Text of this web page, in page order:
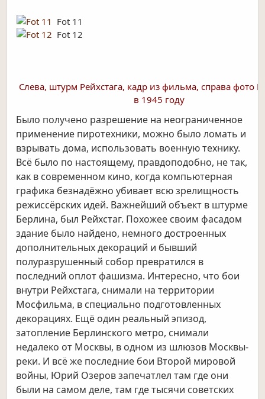
Fot 11
Fot 12
Слева, штурм Рейхстага, кадр из фильма, справа фото
в 1945 году
Было получено разрешение на неограниченное
применение пиротехники, можно было ломать и
взрывать дома, использовать военную технику.
Всё было по настоящему, правдоподобно, не так,
как в современном кино, когда компьютерная
графика безнадёжно убивает всю зрелищность
режиссёрских идей. Важнейший объект в штурме
Берлина, был Рейхстаг. Похожее своим фасадом
здание было найдено, немного достроенных
дополнительных декораций и бывший
полуразрушенный собор превратился в
последний оплот фашизма. Интересно, что бои
внутри Рейхстага, снимали на территории
Мосфильма, в специально подготовленных
декорациях. Ещё один реальный эпизод,
затопление Берлинского метро, снимали
недалеко от Москвы, в одном из шлюзов Москвы-
реки. И всё же последние бои Второй мировой
войны, Юрий Озеров запечатлел там где они
были на самом деле, там где тысячи советских